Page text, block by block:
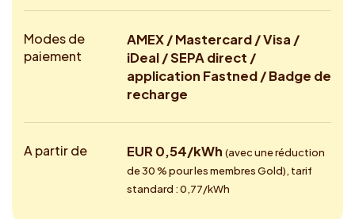
Modes de
paiement
AMEX / Mastercard / Visa /
iDeal / SEPA direct /
application Fastned / Badge de
recharge
A partir de EUR 0,54/kWh (avec une réduction
de 30 % pour les membres Gold), tarif
standard : 0,77/kWh